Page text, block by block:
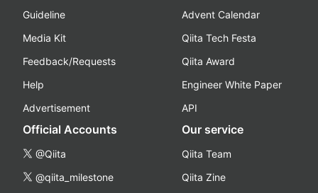
Guideline
Media Kit
Feedback/Requests
Help
Advertisement
Advent Calendar
Qiita Tech Festa
Qiita Award
Engineer White Paper
API
Official Accounts
@Qiita
@qiita_milestone
Our service
Qiita Team
Qiita Zine